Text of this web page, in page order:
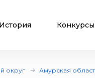
История Конкурсы
округ Амурская